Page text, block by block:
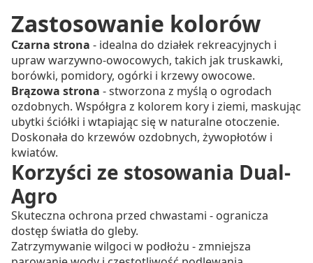
Zastosowanie kolorów
Czarna strona - idealna do działek rekreacyjnych i
upraw warzywno-owocowych, takich jak truskawki,
borówki, pomidory, ogórki i krzewy owocowe.
Brązowa strona - stworzona z myślą o ogrodach
ozdobnych. Współgra z kolorem kory i ziemi, maskując
ubytki ściółki i wtapiając się w naturalne otoczenie.
Doskonała do krzewów ozdobnych, żywopłotów i
kwiatów.
Korzyści ze stosowania Dual-
Agro
Skuteczna ochrona przed chwastami - ogranicza
dostęp światła do gleby.
Zatrzymywanie wilgoci w podłożu - zmniejsza